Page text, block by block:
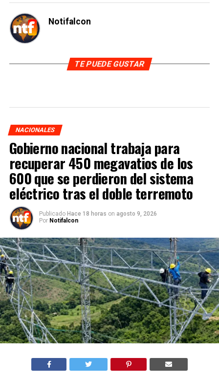
Notifalcon
TE PUEDE GUSTAR
NACIONALES
Gobierno nacional trabaja para
recuperar 450 megavatios de los
600 que se perdieron del sistema
eléctrico tras el doble terremoto
Publicado Hace 18 horas on agosto 9, 2026
Por Notifalcon